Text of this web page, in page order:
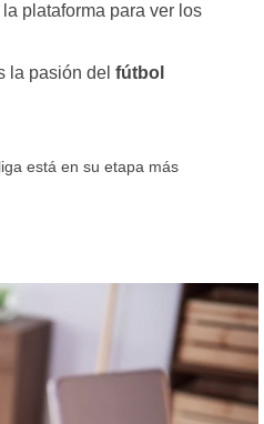
plataforma para ver los
la pasión del fútbol
está en su etapa más